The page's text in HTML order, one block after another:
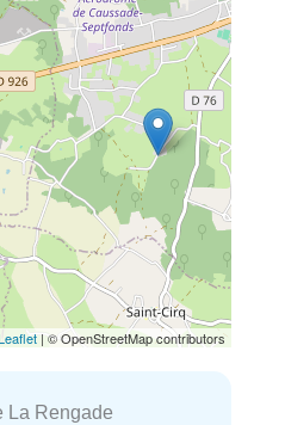
| © OpenStreetMap contributors
La Rengade